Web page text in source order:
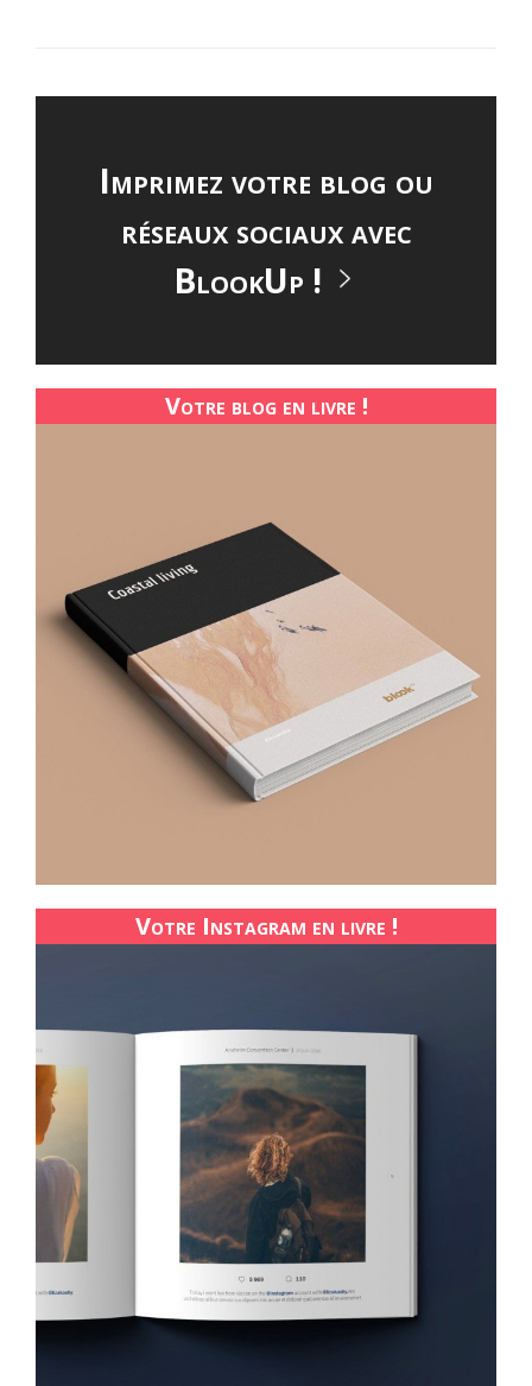
Imprimez votre blog ou
réseaux sociaux avec
BlookUp !
Votre blog en livre !
Votre Instagram en livre !